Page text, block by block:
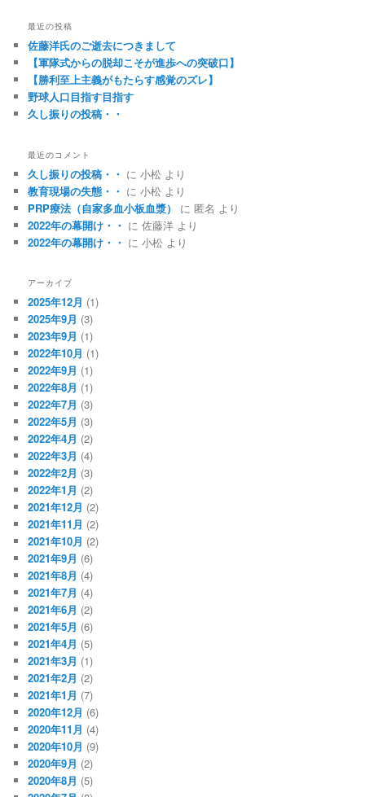
最近の投稿
佐藤洋氏のご逝去につきまして
【軍隊式からの脱却こそが進歩への突破口】
【勝利至上主義がもたらす感覚のズレ】
野球人口目指す目指す
久し振りの投稿・・
最近のコメント
久し振りの投稿・・ に小松 より
教育現場の失態・・ に小松 より
PRP療法（自家多血小板血漿）
に匿名 より
2022年の幕開け・・ に佐藤洋 より
2022年の幕開け・・ に小松 より
アーカイブ
2025年12月 (1)
2025年9月 (3)
2023年9月 (1)
2022年10月 (1)
2022年9月 (1)
2022年8月 (1)
2022年7月 (3)
2022年5月 (3)
2022年4月 (2)
2022年3月 (4)
2022年2月 (3)
2022年1月 (2)
2021年12月 (2)
2021年11月 (2)
2021年10月 (2)
2021年9月 (6)
2021年8月 (4)
2021年7月 (4)
2021年6月 (2)
2021年5月 (6)
2021年4月 (5)
2021年3月 (1)
2021年2月 (2)
2021年1月 (7)
2020年12月 (6)
2020年11月 (4)
2020年10月 (9)
2020年9月 (2)
2020年8月 (5)